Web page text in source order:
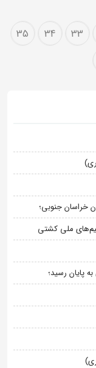
33
34
35
خراسان جنوبی؛
ملی کشتی
پایان رسید؛